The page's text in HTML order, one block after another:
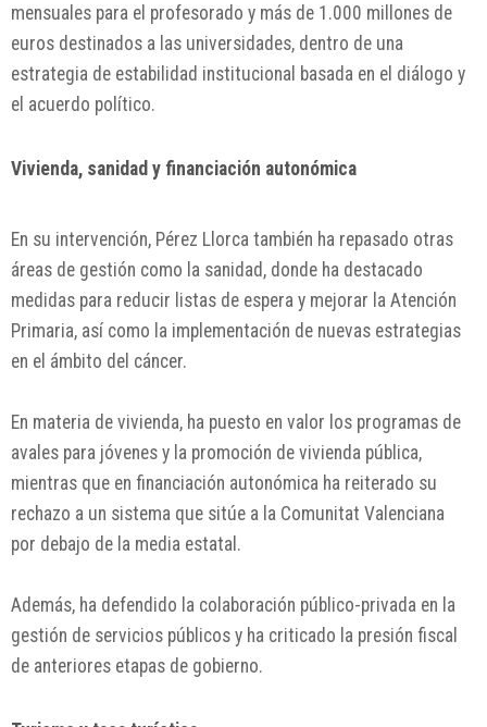
mensuales para el profesorado y más de 1.000 millones de
euros destinados a las universidades, dentro de una
estrategia de estabilidad institucional basada en el diálogo y
el acuerdo político.
Vivienda, sanidad y financiación autonómica
En su intervención, Pérez Llorca también ha repasado otras
áreas de gestión como la sanidad, donde ha destacado
medidas para reducir listas de espera y mejorar la Atención
Primaria, así como la implementación de nuevas estrategias
en el ámbito del cáncer.
En materia de vivienda, ha puesto en valor los programas de
avales para jóvenes y la promoción de vivienda pública,
mientras que en financiación autonómica ha reiterado su
rechazo a un sistema que sitúe a la Comunitat Valenciana
por debajo de la media estatal.
Además, ha defendido la colaboración público-privada en la
gestión de servicios públicos y ha criticado la presión fiscal
de anteriores etapas de gobierno.